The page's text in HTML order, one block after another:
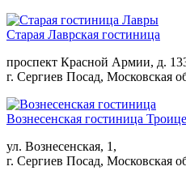
Старая Лаврская гостиница
проспект Красной Армии, д.
г. Сергиев Посад, Московская
Вознесенская гостиница
ул. Вознесенская, 1,
г. Сергиев Посад, Московская